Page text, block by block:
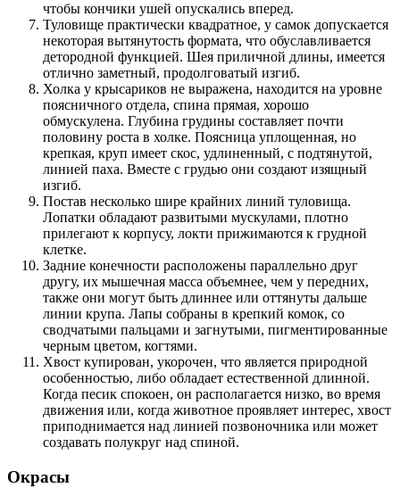
чтобы кончики ушей опускались вперед.
Туловище практически квадратное, у самок допускается
некоторая вытянутость формата, что обуславливается
детородной функцией. Шея приличной длины, имеется
отлично заметный, продолговатый изгиб.
Холка у крысариков не выражена, находится на уровне
поясничного отдела, спина прямая, хорошо
обмускулена. Глубина грудины составляет почти
половину роста в холке. Поясница уплощенная, но
крепкая, круп имеет скос, удлиненный, с подтянутой,
линией паха. Вместе с грудью они создают изящный
изгиб.
Постав несколько шире крайних линий туловища.
Лопатки обладают развитыми мускулами, плотно
прилегают к корпусу, локти прижимаются к грудной
клетке.
Задние конечности расположены параллельно друг
другу, их мышечная масса объемнее, чем у передних,
также они могут быть длиннее или оттянуты дальше
линии крупа. Лапы собраны в крепкий комок, со
сводчатыми пальцами и загнутыми, пигментированные
черным цветом, когтями.
Хвост купирован, укорочен, что является природной
особенностью, либо обладает естественной длинной.
Когда песик спокоен, он располагается низко, во время
движения или, когда животное проявляет интерес, хвост
приподнимается над линией позвоночника или может
создавать полукруг над спиной.
Окрасы